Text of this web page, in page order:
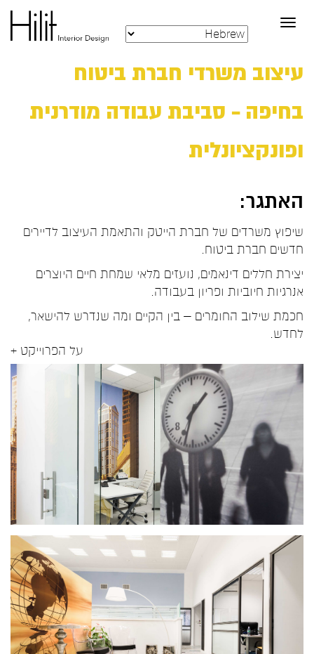
Toggle
navigation
עיצוב משרדי חברת ביטוח
בחיפה – סביבת עבודה מודרנית
ופונקציונלית
האתגר:
שיפוץ משרדים של חברת הייטק והתאמת העיצוב לדיירים
חדשים חברת ביטוח.
יצירת חללים דינאמים, נועזים מלאי שמחת חיים היוצרים
אנרגיות חיוביות ופריון בעבודה.
חכמת שילוב החומרים – בין הקיים ומה שנדרש להישאר,
לחדש.
על הפרוייקט +